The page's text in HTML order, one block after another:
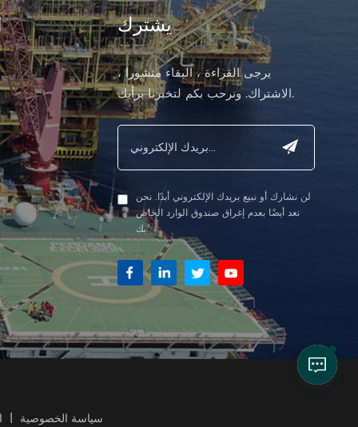
يشترك
يرجى القراءة ، البقاء منشورا ،
الاشتراك. ونرحب بكم لتخبرنا برأيك.
لن نشارك أو نبيع بريدك الإلكتروني أبدًا. نحن
نعد أيضًا بعدم إغراق صندوق الوارد الخاص
بك.
| سياسة الخصوصية